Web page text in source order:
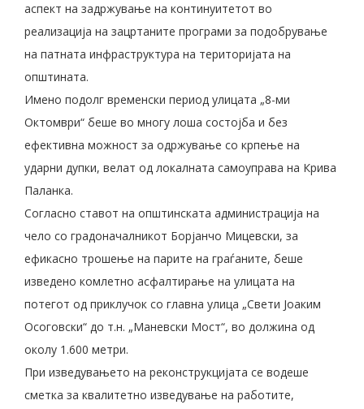
аспект на задржување на континуитетот во
реализација на зацртаните програми за подобрување
на патната инфраструктура на територијата на
општината.
Имено подолг временски период улицата „8-ми
Октомври“ беше во многу лоша состојба и без
ефективна можност за одржување со крпење на
ударни дупки, велат од локалната самоуправа на Крива
Паланка.
Согласно ставот на општинската администрација на
чело со градоначалникот Борјанчо Мицевски, за
ефикасно трошење на парите на граѓаните, беше
изведено комлетно асфалтирање на улицата на
потегот од приклучок со главна улица „Свети Јоаким
Осоговски“ до т.н. „Маневски Мост“, во должина од
околу 1.600 метри.
При изведувањето на реконструкцијата се водеше
сметка за квалитетно изведување на работите,